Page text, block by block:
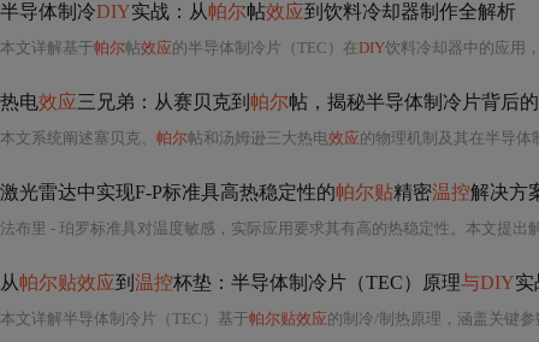
半导体制冷DIY实战：从帕尔帖效应到饮料冷却器制作全解析
本文详解基于帕尔帖效应的半导体制冷片（TEC）在DIY饮料冷却器中的应用，涵盖原理认知
热电效应三兄弟：从赛贝克到 帕尔帖，揭秘半导体制冷片背后
本文系统阐述塞贝克、 帕尔帖和汤姆逊三大热电效应的物理机制及其在半导体制冷
激光雷达中实现F-P标准具高热稳定性的帕尔贴精密温控解决方
从帕尔贴效应到 温控杯垫：半导体制冷片（TEC）原理与DIY实
本文详解半导体制冷片（TEC）基于帕尔贴效应的制冷/制热原理，涵盖关键参数选型、热失控风险规避、风冷水冷散热设计、